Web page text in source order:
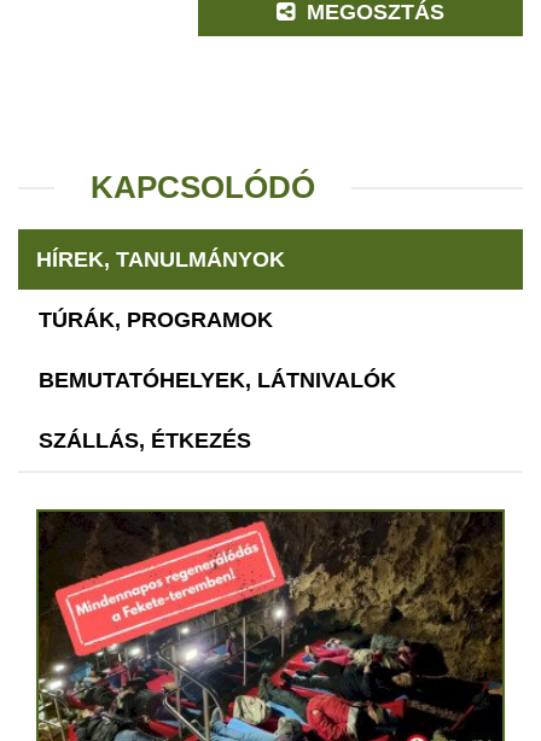
MEGOSZTÁS
KAPCSOLÓDÓ
HÍREK, TANULMÁNYOK
TÚRÁK, PROGRAMOK
BEMUTATÓHELYEK, LÁTNIVALÓK
SZÁLLÁS, ÉTKEZÉS